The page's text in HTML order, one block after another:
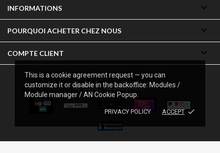
This is a cookie agreement request — you can
customize it or disable in the backoffice: Modules /
Module manager / AN Cookie Popup.
PRIVACY POLICY ACCEPT done
INFORMATIONS 
POURQUOI ACHETER CHEZ NOUS 
COMPTE CLIENT 
© 2013 - Audiosystem